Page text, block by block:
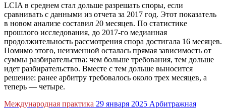
LCIA в среднем стал дольше разрешать споры, если
сравнивать с данными из отчета за 2017 год. Этот показатель
в новом анализе составил 20 месяцев. По статистике
прошлого исследования, до 2017-го медианная
продолжительность рассмотрения спора достигала 16 месяцев.
Помимо этого, неизменной осталась прямая зависимость от
суммы разбирательства: чем больше требования, тем дольше
идет разбирательство. Вместе с тем дольше выносится
решение: ранее арбитру требовалось около трех месяцев, а
теперь — четыре.
Международная практика 29 января 2025 Арбитражная